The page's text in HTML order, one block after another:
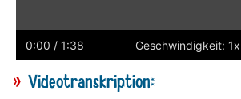
0:00 / 1:38 Geschwindigkeit: 1x
Videotranskription: